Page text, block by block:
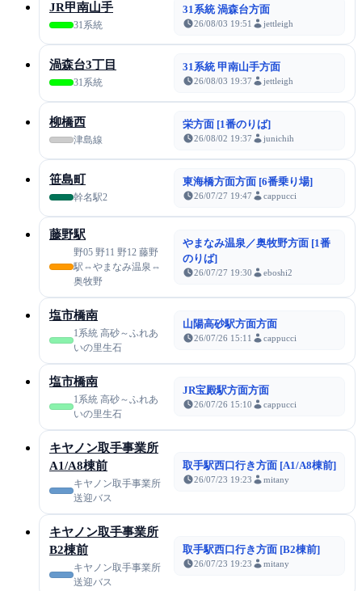
JR甲南山手
31系統
31系統 渦森台方面
26/08/03 19:51 jettleigh
渦森台3丁目
31系統
31系統 甲南山手方面
26/08/03 19:37 jettleigh
柳橋西
津島線
栄方面 [1番のりば]
26/08/02 19:37 junichih
笹島町
幹名駅2
東海橋方面方面 [6番乗り場]
26/07/27 19:47 cappucci
藤野駅
野05 野11 野12 藤野
駅⇔やまなみ温泉⇔
奥牧野
やまなみ温泉／奥牧野方面 [1番
のりば]
26/07/27 19:30 eboshi2
塩市橋南
1系統 高砂～ふれあ
いの里生石
山陽高砂駅方面方面
26/07/26 15:11 cappucci
塩市橋南
1系統 高砂～ふれあ
いの里生石
JR宝殿駅方面方面
26/07/26 15:10 cappucci
キヤノン取手事業所
A1/A8棟前
キヤノン取手事業所
送迎バス
取手駅西口行き方面 [A1/A8棟前]
26/07/23 19:23 mitany
キヤノン取手事業所
B2棟前
キヤノン取手事業所
送迎バス
取手駅西口行き方面 [B2棟前]
26/07/23 19:23 mitany